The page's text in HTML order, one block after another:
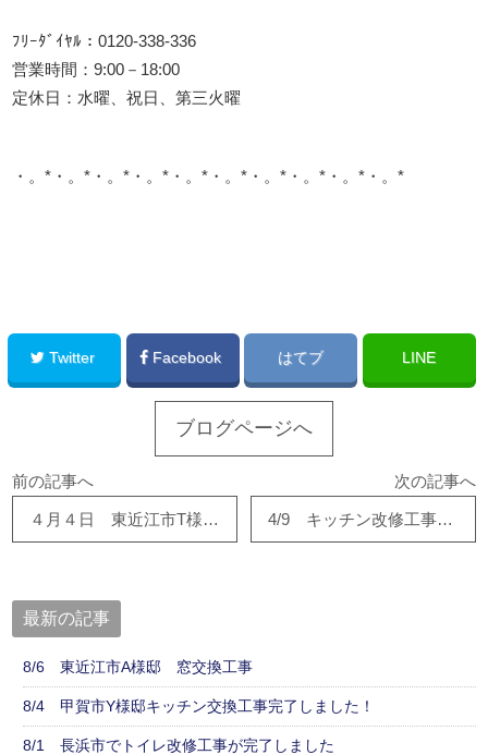
ﾌﾘｰﾀﾞｲﾔﾙ：0120-338-336
営業時間：9:00－18:00
定休日：水曜、祝日、第三火曜
・。*・。*・。*・。*・。*・。*・。*・。*・。*・。*
Twitter Facebook はてブ LINE
ブログページへ
前の記事へ
４月４日 東近江市T様邸で基礎工事が進んでます！
次の記事へ
4/9 キッチン改修工事、完了しました！！
最新の記事
8/6 東近江市A様邸 窓交換工事
8/4 甲賀市Y様邸キッチン交換工事完了しました！
8/1 長浜市でトイレ改修工事が完了しました